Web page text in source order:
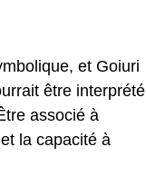
et Goiuri
être interprété
associé à
la capacité à